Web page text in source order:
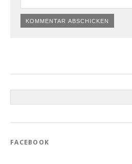
FACEBOOK